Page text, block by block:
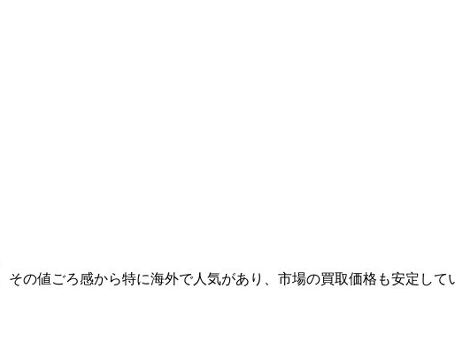
の値ごろ感から特に海外で人気があり、市場の買取価格も安定して